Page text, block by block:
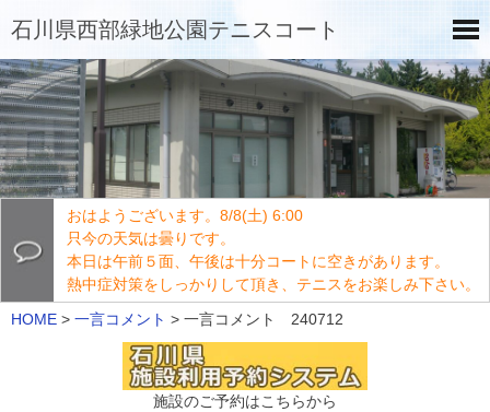
石川県西部緑地公園テニスコート
おはようございます。8/8(土) 6:00
只今の天気は曇りです。
本日は午前５面、午後は十分コートに空きがあります。
熱中症対策をしっかりして頂き、テニスをお楽しみ下さい。
HOME > 一言コメント > 一言コメント 240712
施設のご予約はこちらから